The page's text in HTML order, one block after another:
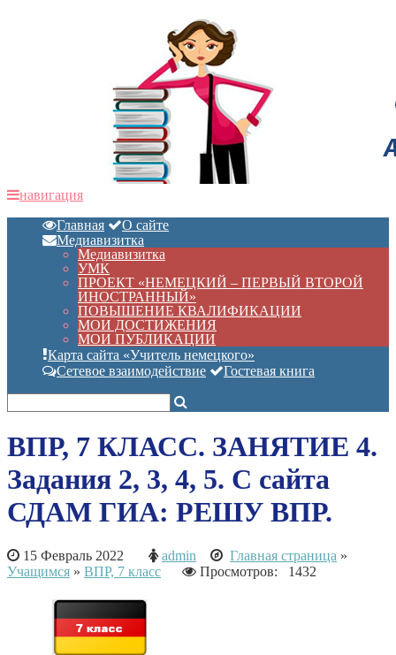
навигация
Главная
О сайте
Медиавизитка
Медиавизитка
УМК
ПРОЕКТ «НЕМЕЦКИЙ – ПЕРВЫЙ ВТОРОЙ
ИНОСТРАННЫЙ»
ПОВЫШЕНИЕ КВАЛИФИКАЦИИ
МОИ ДОСТИЖЕНИЯ
МОИ ПУБЛИКАЦИИ
Карта сайта «Учитель немецкого»
Сетевое взаимодействие
Гостевая книга
ВПР, 7 КЛАСС. ЗАНЯТИЕ 4.
Задания 2, 3, 4, 5. С сайта
СДАМ ГИА: РЕШУ ВПР.
15 Февраль 2022 admin Главная страница »
Учащимся » ВПР, 7 класс Просмотров: 1432